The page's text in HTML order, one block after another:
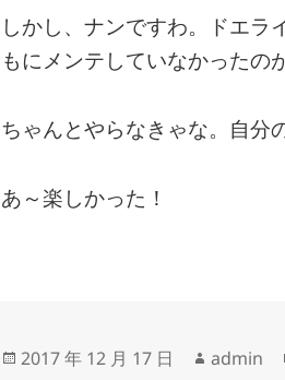
しかし、ナンですわ。ドエラ
もにメンテしていなかったの
ちゃんとやらなきゃな。自分
あ～楽しかった！
投
2017 年 12 月 17 日
作
admin